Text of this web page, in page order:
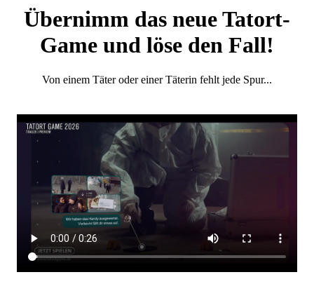
Übernimm das neue Tatort-
Game und löse den Fall!
Von einem Täter oder einer Täterin fehlt jede Spur...